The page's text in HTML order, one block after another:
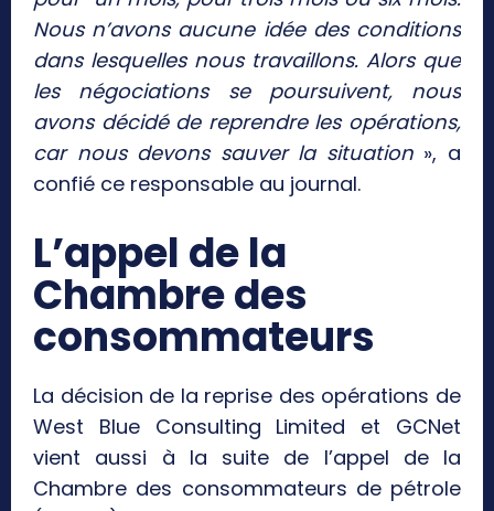
Nous n’avons aucune idée des conditions
dans lesquelles nous travaillons. Alors que
les négociations se poursuivent, nous
avons décidé de reprendre les opérations,
car nous devons sauver la situation », a
confié ce responsable au journal.
L’appel de la
Chambre des
consommateurs
La décision de la reprise des opérations de
West Blue Consulting Limited et GCNet
vient aussi à la suite de l’appel de la
Chambre des consommateurs de pétrole